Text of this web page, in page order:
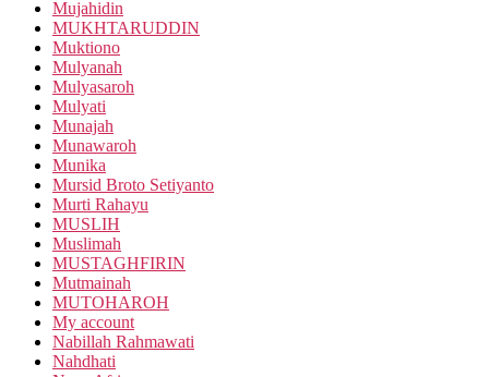
Mujahidin
MUKHTARUDDIN
Muktiono
Mulyanah
Mulyasaroh
Mulyati
Munajah
Munawaroh
Munika
Mursid Broto Setiyanto
Murti Rahayu
MUSLIH
Muslimah
MUSTAGHFIRIN
Mutmainah
MUTOHAROH
My account
Nabillah Rahmawati
Nahdhati